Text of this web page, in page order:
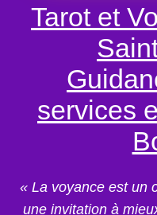
Tarot et
services
« La voyance est un
une invitation à